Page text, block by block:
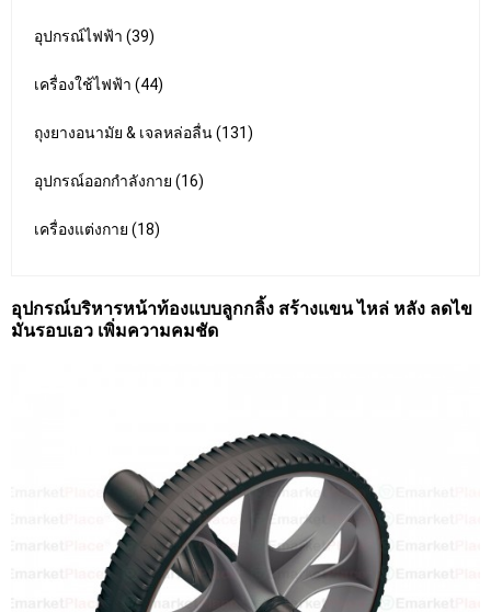
อุปกรณ์ไฟฟ้า (39)
เครื่องใช้ไฟฟ้า (44)
ถุงยางอนามัย & เจลหล่อลื่น (131)
อุปกรณ์ออกกำลังกาย (16)
เครื่องแต่งกาย (18)
อุปกรณ์บริหารหน้าท้องแบบลูกกลิ้ง สร้างแขน ไหล่ หลัง ลดไข
มันรอบเอว เพิ่มความคมชัด